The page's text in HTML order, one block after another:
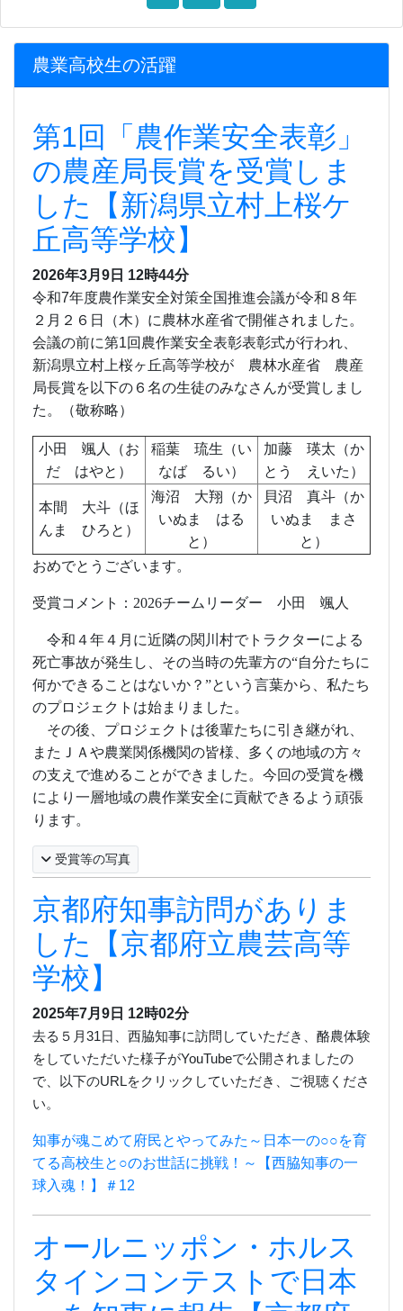
農業高校生の活躍
第1回「農作業安全表彰」
の農産局長賞を受賞しま
した【新潟県立村上桜ケ
丘高等学校】
2026年3月9日 12時44分
令和7年度農作業安全対策全国推進会議が令和８年
２月２６日（木）に農林水産省で開催されました。
会議の前に第1回農作業安全表彰表彰式が行われ、
新潟県立村上桜ヶ丘高等学校が 農林水産省 農産
局長賞を以下の６名の生徒のみなさんが受賞しまし
た。（敬称略）
小田 颯人（お
だ はやと）
稲葉 琉生（い
なば るい）
加藤 瑛太（か
とう えいた）
本間 大斗（ほ
んま ひろと）
海沼 大翔（か
いぬま はる
と）
貝沼 真斗（か
いぬま まさ
と）
おめでとうございます。
受賞コメント： 2026チームリーダー 小田 颯人
令和４年４月に近隣の関川村でトラクターによる
死亡事故が発生し、その当時の先輩方の“自分たちに
何かできることはないか？”という言葉から、私たち
のプロジェクトは始まりました。
その後、プロジェクトは後輩たちに引き継がれ、
またＪＡや農業関係機関の皆様、多くの地域の方々
の支えで進めることができました。今回の受賞を機
により一層地域の農作業安全に貢献できるよう頑張
ります。
受賞等の写真
京都府知事訪問がありま
した【京都府立農芸高等
学校】
2025年7月9日 12時02分
去る５月 31 日、西脇知事に訪問していただき、酪農体験
をしていただいた様子がYouTubeで公開されましたの
で、
以下のURLをクリックしていただき、ご視聴くださ
い。
知事が魂こめて府民とやってみた～日本一の○○を育
てる高校生と○のお世話に挑戦！～【西脇知事の一
球入魂！】＃12
オールニッポン・ホルス
タインコンテストで日本